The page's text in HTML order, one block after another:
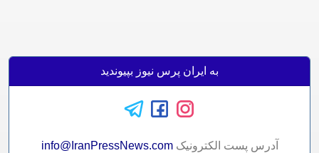
به ایران پرس نیوز بپیوندید
آدرس پست الکترونيکinfo@IranPressNews.com